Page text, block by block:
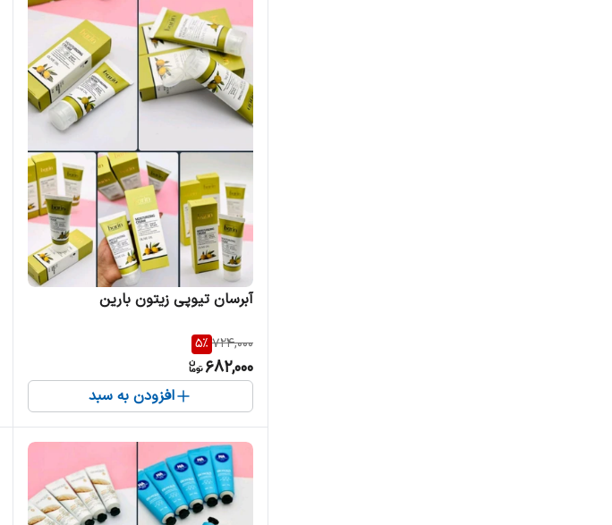
آبرسان تیوپی زیتون بارین
724,000
5%
682,000
افزودن به سبد